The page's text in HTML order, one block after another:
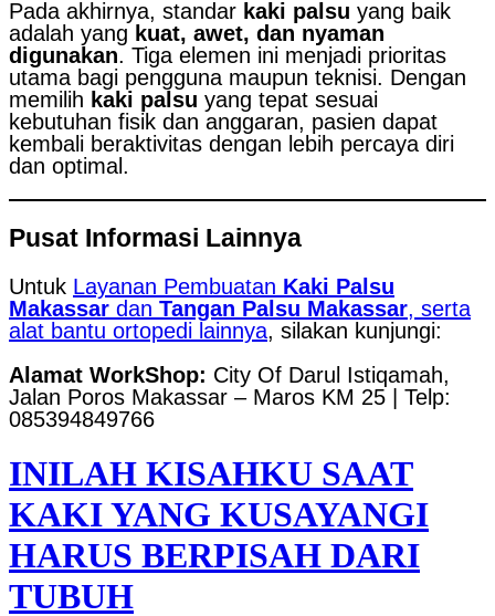
Pada akhirnya, standar kaki palsu yang baik
adalah yang kuat, awet, dan nyaman
digunakan. Tiga elemen ini menjadi prioritas
utama bagi pengguna maupun teknisi. Dengan
memilih kaki palsu yang tepat sesuai
kebutuhan fisik dan anggaran, pasien dapat
kembali beraktivitas dengan lebih percaya diri
dan optimal.
Pusat Informasi Lainnya
Untuk Layanan Pembuatan Kaki Palsu
Makassar dan Tangan Palsu Makassar, serta
alat bantu ortopedi lainnya, silakan kunjungi:
Alamat WorkShop: City Of Darul Istiqamah,
Jalan Poros Makassar – Maros KM 25 | Telp:
085394849766
INILAH KISAHKU SAAT
KAKI YANG KUSAYANGI
HARUS BERPISAH DARI
TUBUH